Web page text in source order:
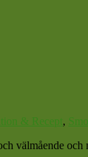
& Recept,
välmående och